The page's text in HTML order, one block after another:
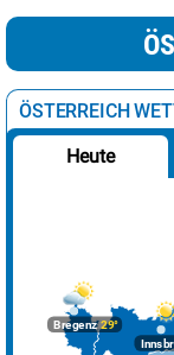
ÖSTERREICH
Heute
Bregenz29°